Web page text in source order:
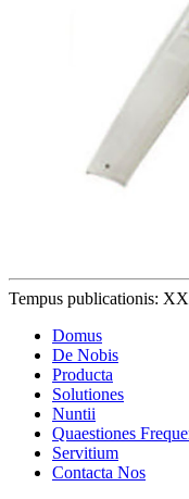
Tempus publicationis:
Domus
De Nobis
Producta
Solutiones
Nuntii
Quaestiones
Servitium
Contacta Nos